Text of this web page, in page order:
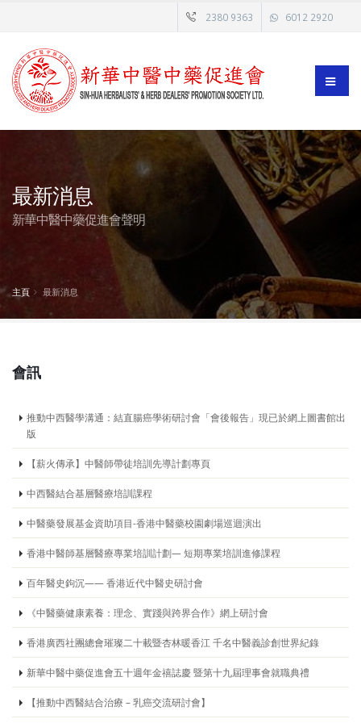
2380 9363 6012 2920
最新消息
新華中醫中藥促進會聲明
主頁 最新消息
會訊
推動中西醫學溝通：結直腸癌學術研討會「會後報告」現已於網上圖書館出
版
【薪火傳承】中醫師帶徒培訓先導計劃專頁
中西醫結合基層醫療培訓課程
中醫藥發展基金資助項目-香港中醫藥校園劇場巡迴演出
香港中醫師基層醫療專業培訓計劃— 短期專業培訓進修課程
百年醫史鉤沉—— 香港近代中醫史研討會
《中醫藥健康素養：理念、實踐與跨界合作》網上研討會
香港廣西社團總會璀璨二十載暨杏林暖香江 千名中醫義診創世界紀錄
新華中醫中藥促進會五十週年金禧誌慶 暨第十九屆理事會就職典禮
【推動中西醫結合治療 – 乳癌交流研討會】